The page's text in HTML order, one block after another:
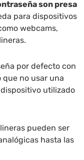
son presa
para dispositivos
webcams,
por defecto con
no usar una
utilizado
pueden ser
hasta las